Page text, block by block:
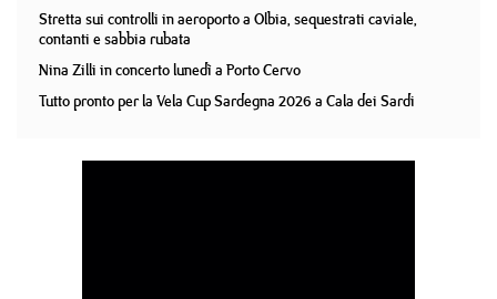
Stretta sui controlli in aeroporto a Olbia, sequestrati caviale,
contanti e sabbia rubata
Nina Zilli in concerto lunedì a Porto Cervo
Tutto pronto per la Vela Cup Sardegna 2026 a Cala dei Sardi